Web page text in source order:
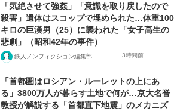
「気絶させて強姦」「意識を取り戻したので
殺害」遺体はスコップで埋められた…体重100
キロの巨漢男（25）に襲われた「女子高生の
悲劇」（昭和42年の事件）
鉄人ノンフィクション編集部 3時間前
「首都圏はロシアン・ルーレットの上にあ
る」3800万人が暮らす土地で何が…京大名誉
教授が解説する「首都直下地震」のメカニズ